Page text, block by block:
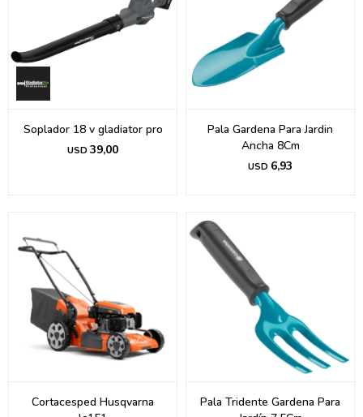
Soplador 18 v gladiator pro
USD 39,00
Pala Gardena Para Jardin
Ancha 8Cm
USD 6,93
Cortacesped Husqvarna
Pala Tridente Gardena Para